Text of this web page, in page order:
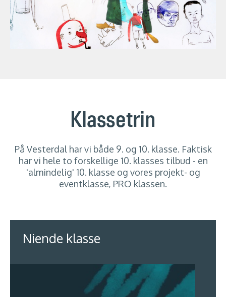
Klassetrin
På Vesterdal har vi både 9. og 10. klasse. Faktisk
har vi hele to forskellige 10. klasses tilbud - en
'almindelig' 10. klasse og vores projekt- og
eventklasse, PRO klassen.
Niende klasse